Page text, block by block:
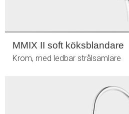
MMIX II soft köksblandare
Krom, med ledbar strålsamlare